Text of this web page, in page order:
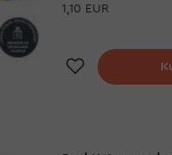
1,10 EUR
Dodaj